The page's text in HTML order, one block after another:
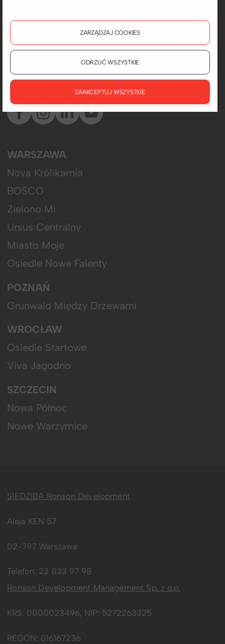
Bądź na bieżąco
i jako pierwszy skorzystaj
z najlepszych ofert!
WARSZAWA
Nova Królikarnia
BOSCO
Zielono Mi
Ursus Centralny
Miasto Moje
Osiedle Nowe Falenty
POZNAŃ
Grunwald Między Drzewami
WROCŁAW
Osiedle Startowe
Viva Jagodno
SZCZECIN
Nowa Północ
Nowe Warzymice
SIEDZIBA Ronson Development
Aleja KEN 57
02-797 Warszawa
Telefon: 22 823 97 98
Ronson Development Management Sp. z o.o.
KRS: 0000023496, NIP: 5272263325
REGON: 016167236
ZARZĄDZAJ COOKIES
ODRZUĆ WSZYSTKIE
ZAAKCEPTUJ WSZYSTKIE